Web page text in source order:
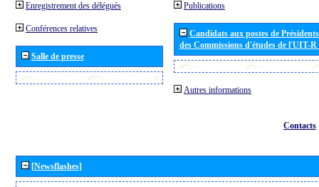
Enregistrement des délégués
Conférences relatives
Salle de presse
Publications
Candidats aux postes de
des Commissions d'études de l'UIT-
Autres informations
Contacts
[Newsflashes]